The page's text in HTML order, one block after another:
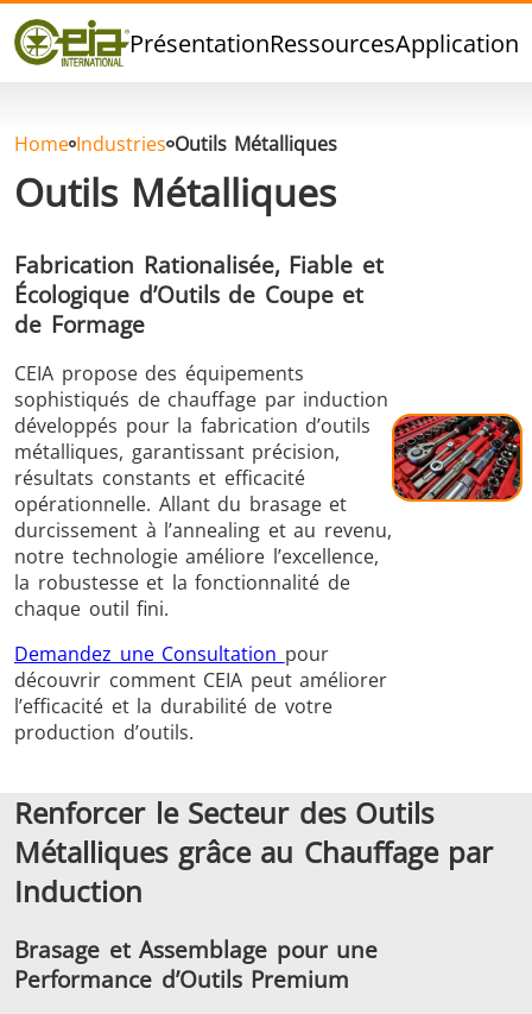
PrésentationRessourcesApplications
Qualité
Événements
Brasage Argent Brasage Etain
Brasage
Aluminium
Thermoscellage
Frettage
Générateur et
Contrôleur
Générateurs
Home Industries Outils Métalliques
Outils Métalliques
Fabrication Rationalisée, Fiable et
Écologique d’Outils de Coupe et
de Formage
CEIA propose des équipements
sophistiqués de chauffage par induction
développés pour la fabrication d’outils
métalliques, garantissant précision,
résultats constants et efficacité
opérationnelle. Allant du brasage et
durcissement à l’annealing et au revenu,
notre technologie améliore l’excellence,
la robustesse et la fonctionnalité de
chaque outil fini.
Demandez une Consultation pour
découvrir comment CEIA peut améliorer
l’efficacité et la durabilité de votre
production d’outils.
Renforcer le Secteur des Outils
Métalliques grâce au Chauffage par
Induction
Brasage et Assemblage pour une
Performance d’Outils Premium